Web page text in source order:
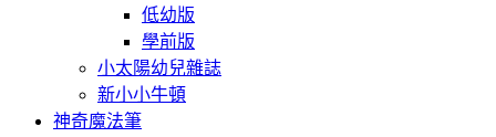
低幼版
學前版
小太陽幼兒雜誌
新小小牛頓
神奇魔法筆